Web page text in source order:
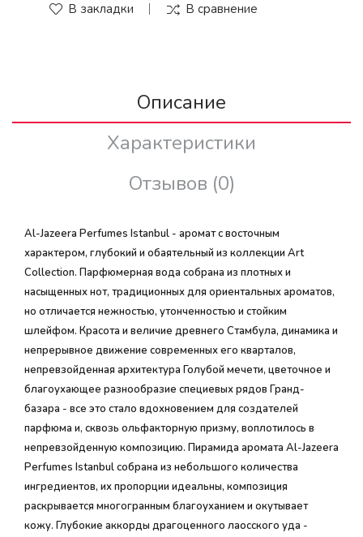
В закладки В сравнение
Описание
Характеристики
Отзывов (0)
Al-Jazeera Perfumes Istanbul - аромат с восточным
характером, глубокий и обаятельный из коллекции Art
Collection. Парфюмерная вода собрана из плотных и
насыщенных нот, традиционных для ориентальных ароматов,
но отличается нежностью, утонченностью и стойким
шлейфом. Красота и величие древнего Стамбула, динамика и
непрерывное движение современных его кварталов,
непревзойденная архитектура Голубой мечети, цветочное и
благоухающее разнообразие специевых рядов Гранд-
базара - все это стало вдохновением для создателей
парфюма и, сквозь ольфакторную призму, воплотилось в
непревзойденную композицию. Пирамида аромата Al-Jazeera
Perfumes Istanbul собрана из небольшого количества
ингредиентов, их пропорции идеальны, композиция
раскрывается многогранным благоуханием и окутывает
кожу. Глубокие аккорды драгоценного лаосского уда -